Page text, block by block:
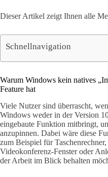
Dieser Artikel zeigt Ihnen alle
Schnellnavigation
Warum Windows kein natives
Feature hat
Viele Nutzer sind überrascht,
Windows weder in der Version
eingebaute Funktion mitbringt,
anzupinnen. Dabei wäre diese
zum Beispiel für
Videokonferenz-Fenster oder
der Arbeit im Blick behalten